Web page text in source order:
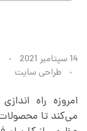
ط
ر
14 سپتامبر 2021
طراحی سایت
امروزه راه
می‌کند تا